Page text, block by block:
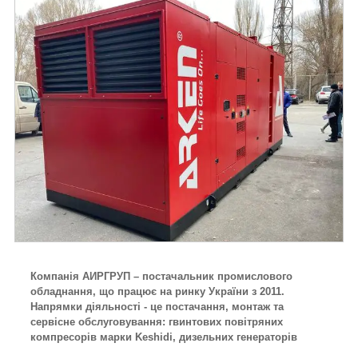
Компанія АИРГРУП – постачальник промислового
обладнання, що працює на ринку України з 2011.
Напрямки діяльності - це постачання, монтаж та
сервісне обслуговування: гвинтових повітряних
компресорів марки Keshidi, дизельних генераторів